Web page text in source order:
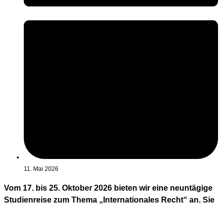
11. Mai 2026
Vom 17. bis 25. Oktober 2026 bieten wir eine neuntägige
Studienreise zum Thema „Internationales Recht“ an. Sie